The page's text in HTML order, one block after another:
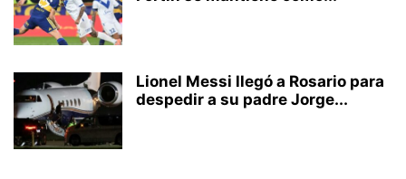
Lionel Messi llegó a Rosario para
despedir a su padre Jorge...